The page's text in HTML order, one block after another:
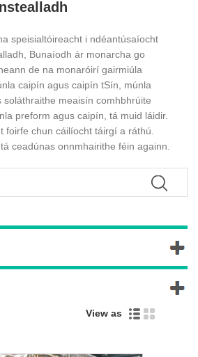
speisialtóireacht i ndéantúsaíocht
Bunaíodh ár monarcha go
de na monaróirí gairmiúla
caipín agus caipín tSín, múnla
meaisín comhbhrúite
preform agus caipín, tá muid láidir.
foirfe chun cáilíocht táirgí a ráthú.
ceadúnas onnmhairithe féin againn.
View as